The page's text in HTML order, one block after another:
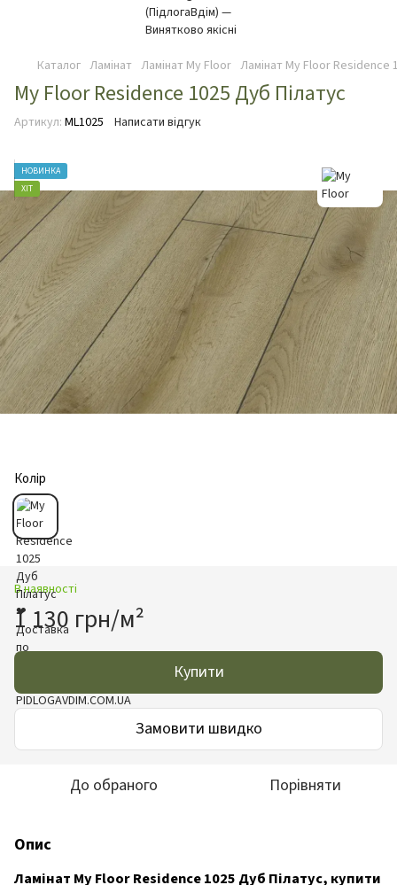
Каталог Ламінат Ламінат My Floor Ламінат My Floor Residence
My Floor Residence 1025 Дуб Пілатус
Артикул: ML1025 Написати відгук
НОВИНКА
ХІТ
Колір
В наявності
1 130 грн/м²
Купити
Замовити швидко
До обраного Порівняти
Опис
Ламінат My Floor Residence 1025 Дуб Пілатус, купити